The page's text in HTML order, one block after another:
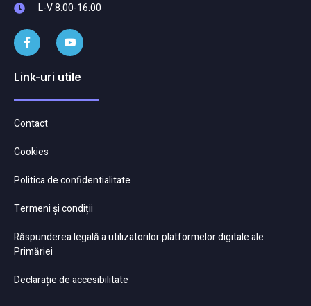
L-V 8:00-16:00
Link-uri utile
Contact
Cookies
Politica de confidentialitate
Termeni și condiții
Răspunderea legală a utilizatorilor platformelor digitale ale
Primăriei
Declarație de accesibilitate